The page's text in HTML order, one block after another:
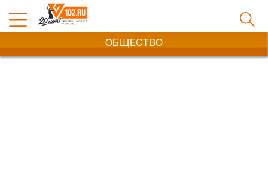
ОБЩЕСТВО